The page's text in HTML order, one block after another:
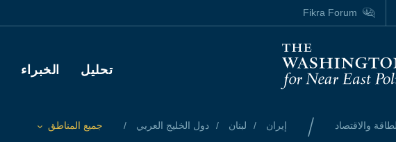
Main navigation
تحليل الخبراء
والاقتصاد / إيران لبنان دول الخليج العربي
Toggle List of
جميع المناطق
Fikra Forum